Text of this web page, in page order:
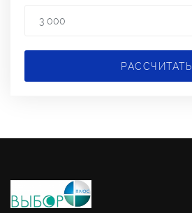
РАССЧИТАТЬ